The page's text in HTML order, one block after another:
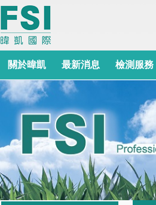
關於暐凱 最新消息 檢測服務